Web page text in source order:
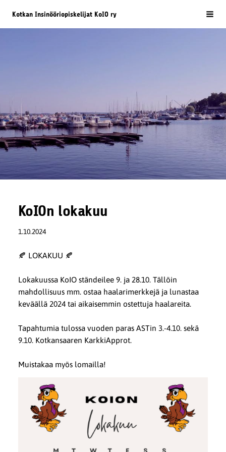
Siirry
Kotkan Insinööriopiskelijat KoIO ry
KoIOn lokakuu
1.10.2024
🍂 LOKAKUU 🍂
Lokakuussa KoIO ständeilee 9. ja 28.10. Tällöin
mahdollisuus mm. ostaa haalarimerkkejä ja lunastaa
keväällä 2024 tai aikaisemmin ostettuja haalareita.
Tapahtumia tulossa vuoden paras ASTin 3.-4.10. sekä
9.10. Kotkansaaren KarkkiApprot.
Muistakaa myös lomailla!